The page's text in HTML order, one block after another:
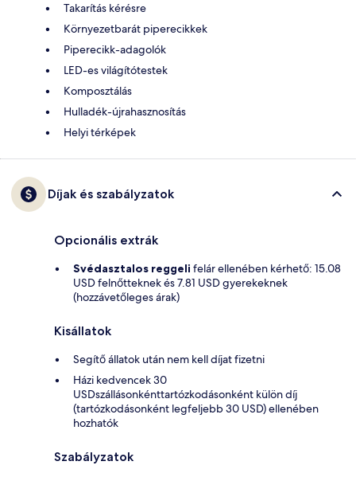
Takarítás kérésre
Környezetbarát piperecikkek
Piperecikk-adagolók
LED-es világítótestek
Komposztálás
Hulladék-újrahasznosítás
Helyi térképek
Díjak és szabályzatok
Opcionális extrák
Svédasztalos reggeli felár ellenében kérhető: 15.08
USD felnőtteknek és 7.81 USD gyerekeknek
(hozzávetőleges árak)
Kisállatok
Segítő állatok után nem kell díjat fizetni
Házi kedvencek 30
USDszállásonkénttartózkodásonként külön díj
(tartózkodásonként legfeljebb 30 USD) ellenében
hozhatók
Szabályzatok